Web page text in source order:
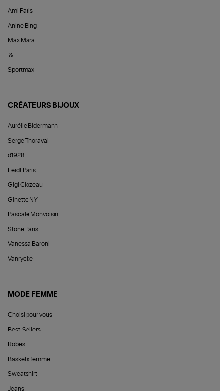
Ami Paris
Anine Bing
Max Mara
&
Sportmax
CRÉATEURS BIJOUX
Aurélie Bidermann
Serge Thoraval
d1928
Feidt Paris
Gigi Clozeau
Ginette NY
Pascale Monvoisin
Stone Paris
Vanessa Baroni
Vanrycke
MODE FEMME
Choisi pour vous
Best-Sellers
Robes
Baskets femme
Sweatshirt
Jeans